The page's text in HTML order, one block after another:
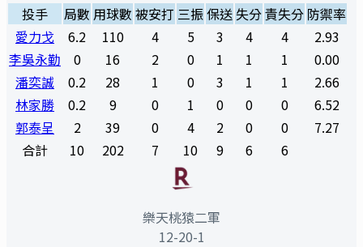
投手
局數 用球數 被安打 三振保送失分責失分 防禦率
愛力戈
6.2 110 4 5 3 4 4
2.93
李吳永勤
0 16 2 0 1 1 1
0.00
潘奕誠
0.2 28 1 0 3 1 1
2.66
林家勝
0.2 9 0 1 0 0 0
6.52
郭泰呈
2 39 0 4 2 0 0
7.27
合計
10 202 7 10 9 6 6
樂天桃猿二軍
12-20-1